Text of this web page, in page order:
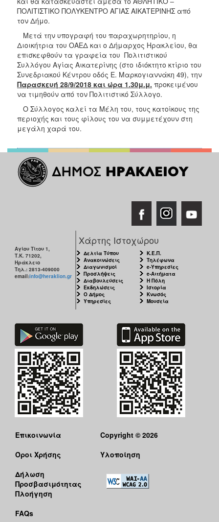
ΠΟΛΙΤΙΣΤΙΚΟ ΠΟΛΥΚΕΝΤΡΟ ΑΓΙΑΣ ΑΙΚΑΤΕΡΙΝΗΣ από
τον Δήμο.
Μετά την υπογραφή του παραχωρητηρίου, η
Διοικήτρια του ΟΑΕΔ και ο Δήμαρχος Ηρακλείου, θα
επισκεφθούν τα γραφεία του Πολιτιστικού
Συλλόγου Αγίας Αικατερίνης (στο ιδιόκτητο κτίριο του
Συνεδριακού Κέντρου οδός Ε. Μαρκογιαννάκη 49), την
Παρασκευή 28/9/2018 και ώρα 1.30μ.μ. προκειμένου
να τιμηθούν από τον Πολιτιστικό Σύλλογο.
Ο Σύλλογος καλεί τα Μέλη του, τους κατοίκους της
περιοχής και τους φίλους του να συμμετέχουν στη
μεγάλη χαρά του.
Αγίου Τίτου 1,
Τ.Κ. 71202,
Ηράκλειο
Τηλ.: 2813-409000
email:info@heraklion.gr
Χάρτης Ιστοχώρου
Δελτία Τύπου
Ανακοινώσεις
Διαγωνισμοί
Προσλήψεις
Διαβουλεύσεις
Εκδηλώσεις
Ο Δήμος
Υπηρεσίες
Κ.Ε.Π.
Τηλέφωνα
e-Υπηρεσίες
e-Αιτήματα
Η Πόλη
Ιστορία
Κνωσός
Μουσεία
Επικοινωνία
Όροι Χρήσης
Δήλωση
Προσβασιμότητας
Πλοήγηση
FAQs
Copyright © 2026
Υλοποίηση